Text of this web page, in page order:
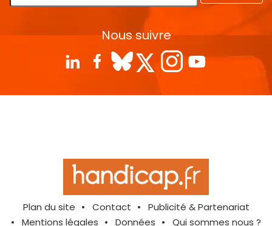
Nous suivre
Plan du site Contact
Publicité & Partenariat
Mentions légales
Données Qui sommes nous ?